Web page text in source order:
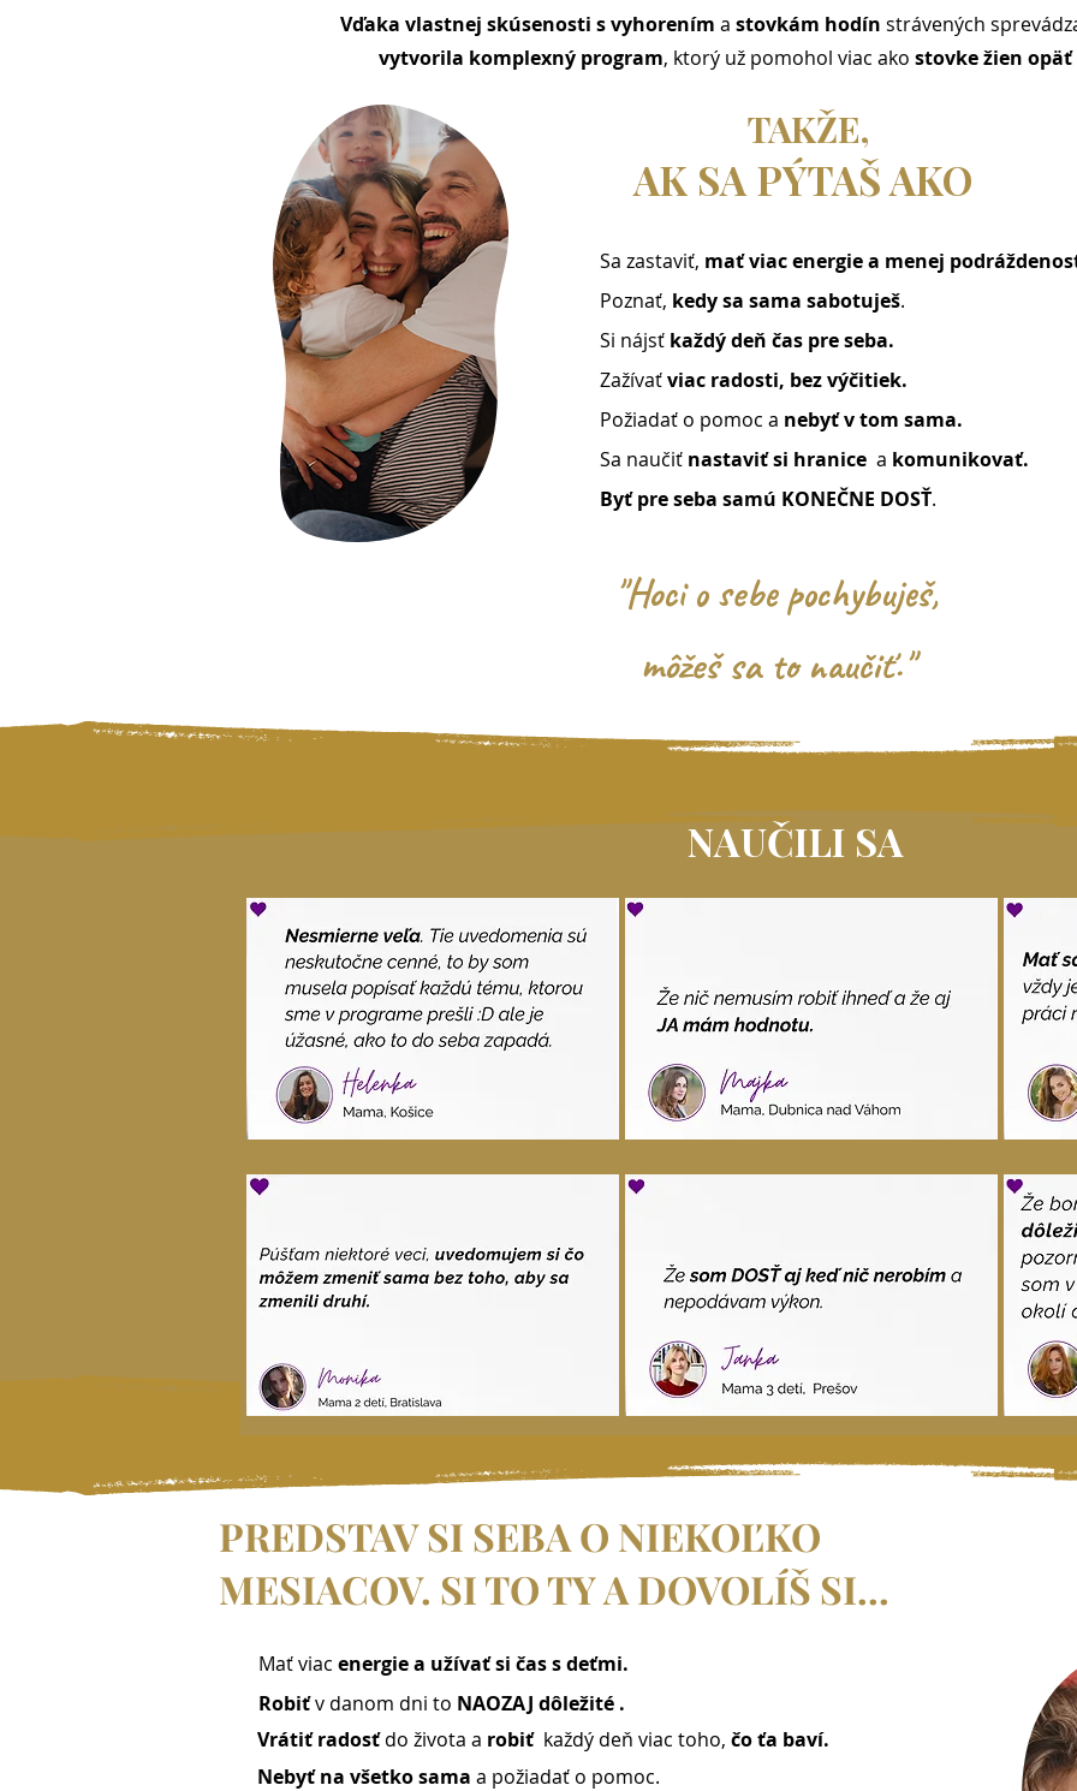
Vďaka vlastnej skúsenosti s vyhorením a stovkám hodín strávených
vytvorila komplexný program, ktorý už pomohol viac ako stovke žien
TAKŽE,
AK SA PÝTAŠ AKO
Sa zastaviť, mať viac energie a menej
Poznať, kedy sa sama sabotuješ.
Si nájsť každý deň čas pre seba.
Zažívaťviac radosti, bez výčitiek.
Požiadať o pomoc a nebyť v tom sama.
Sa naučiť nastaviť si hranice a komunikovať.
Byť pre seba samú KONEČNE DOSŤ.
"Hoci o sebe pochybuješ,
môžeš sa to naučiť."
NAUČILI SA
PREDSTAV SI SEBA O NIEKOĽKO
MESIACOV. SI TO TY A DOVOLÍŠ SI...
Mať viac energie a užívať si čas s deťmi.
Robiťv danom dni to NAOZAJ dôležité .
Vrátiť radosťdo života a robiť každý deň viac toho, čo ťa baví.
Nebyť na všetko sama a požiadať o pomoc.